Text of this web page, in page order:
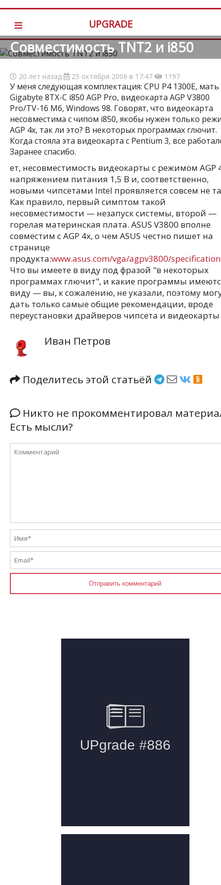
≡ UPGRADE
Совместимость TNT2 и i850
20 лет назад 25 октября 2006 в 17:47 1197
У меня следующая комплектация: CPU P4 1300E,
Gigabyte 8TX-C i850 AGP Pro, видеокарта AGP V3800
Pro/TV-16 Мб, Windows 98. Говорят, что видеокарта
несовместима с чипом i850, якобы нужен только
AGP 4x, так ли это? В некоторых программах глючит.
Когда стояла эта видеокарта с Pentium 3, все
Заранее спасибо.
ет, несовместимость видеокарты с режимом AGP
напряжением питания 1,5 В и, соответственно,
новыми чипсетами Intel проявляется совсем не
Как правило, первый симптом такой
несовместимости — незапуск системы, второй —
горелая материнская плата. ASUS V3800 вполне
совместим с AGP 4x, о чем ASUS честно пишет на
странице
продукта:www.asus.com/vga/agpv3800/
Что вы имеете в виду под фразой "в некоторых
программах глючит", и какие программы
виду — вы, к сожалению, не указали, поэтому
дать только самые общие рекомендации, вроде
переустановки драйверов чипсета и видеокарты
Иван Петров
Поделитесь этой статьёй
Никто не прокомментировал
Есть мысли?